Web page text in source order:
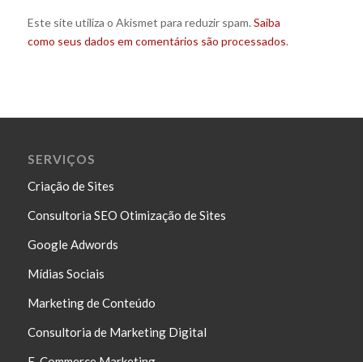
Este site utiliza o Akismet para reduzir spam. Saiba
como seus dados em comentários são processados.
SERVIÇOS
Criação de Sites
Consultoria SEO Otimização de Sites
Google Adwords
Mídias Sociais
Marketing de Conteúdo
Consultoria de Marketing Digital